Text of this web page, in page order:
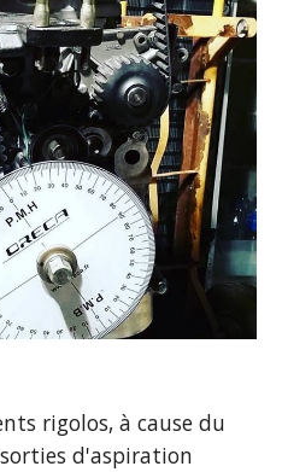
d'aspiration